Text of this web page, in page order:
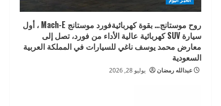
روح موستانج… بقوة كهربائيةفورد موستانج Mach-E ، أول
سيارة SUV كهربائية عالية الأداء من فورد، تصل إلى
معارض محمد يوسف ناغي للسيارات في المملكة العربية
السعودية
عبدالله رمضان يوليو 28, 2026